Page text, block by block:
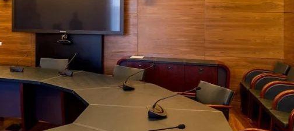
9 А, Санкт-
Петербург